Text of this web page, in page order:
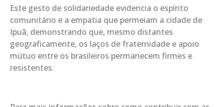
Este gesto de solidariedade evidencia o espírito
comunitário e a empatia que permeiam a cidade de
Ipuã, demonstrando que, mesmo distantes
geograficamente, os laços de fraternidade e apoio
mútuo entre os brasileiros permanecem firmes e
resistentes.